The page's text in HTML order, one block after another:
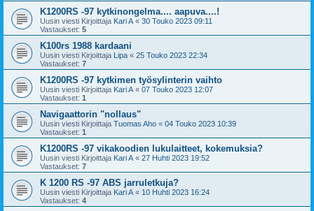
K1200RS -97 kytkinongelma.... aapuva....!
Uusin viesti Kirjoittaja Kari A « 30 Touko 2023 09:11
Vastaukset: 5
K100rs 1988 kardaani
Uusin viesti Kirjoittaja Lipa « 25 Touko 2023 22:34
Vastaukset: 7
K1200RS -97 kytkimen työsylinterin vaihto
Uusin viesti Kirjoittaja Kari A « 07 Touko 2023 12:07
Vastaukset: 1
Navigaattorin "nollaus"
Uusin viesti Kirjoittaja Tuomas Aho « 04 Touko 2023 10:39
Vastaukset: 1
K1200RS -97 vikakoodien lukulaitteet, kokemuksia?
Uusin viesti Kirjoittaja Kari A « 27 Huhti 2023 19:52
Vastaukset: 7
K 1200 RS -97 ABS jarruletkuja?
Uusin viesti Kirjoittaja Kari A « 10 Huhti 2023 16:24
Vastaukset: 4